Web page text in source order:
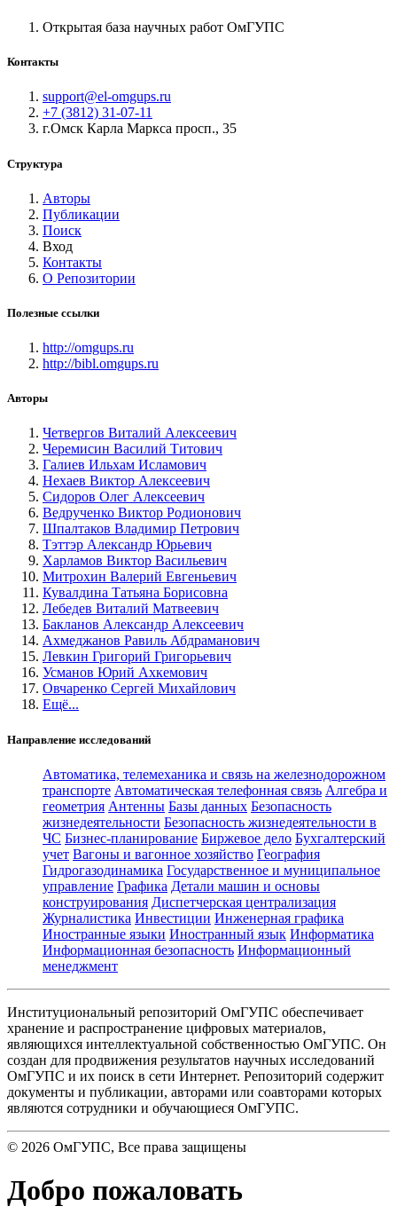
Открытая база научных работ ОмГУПС
Контакты
support@el-omgups.ru
+7 (3812) 31-07-11
г.Омск Карла Маркса просп., 35
Структура
Авторы
Публикации
Поиск
Вход
Контакты
О Репозитории
Полезные ссылки
http://omgups.ru
http://bibl.omgups.ru
Авторы
Четвергов Виталий Алексеевич
Черемисин Василий Титович
Галиев Ильхам Исламович
Нехаев Виктор Алексеевич
Сидоров Олег Алексеевич
Ведрученко Виктор Родионович
Шпалтаков Владимир Петрович
Тэттэр Александр Юрьевич
Харламов Виктор Васильевич
Митрохин Валерий Евгеньевич
Кувалдина Татьяна Борисовна
Лебедев Виталий Матвеевич
Бакланов Александр Алексеевич
Ахмеджанов Равиль Абдраманович
Левкин Григорий Григорьевич
Усманов Юрий Ахкемович
Овчаренко Сергей Михайлович
Ещё...
Направление исследований
Автоматика, телемеханика и связь на железнодорожном
транспорте Автоматическая телефонная связь Алгебра и
геометрия Антенны Базы данных Безопасность
жизнедеятельности Безопасность жизнедеятельности в
ЧС Бизнес-планирование Биржевое дело Бухгалтерский
учет Вагоны и вагонное хозяйство География
Гидрогазодинамика Государственное и муниципальное
управление Графика Детали машин и основы
конструирования Диспетчерская централизация
Журналистика Инвестиции Инженерная графика
Иностранные языки Иностранный язык Информатика
Информационная безопасность Информационный
менеджмент
Институциональный репозиторий ОмГУПС обеспечивает
хранение и распространение цифровых материалов,
являющихся интеллектуальной собственностью ОмГУПС. Он
создан для продвижения результатов научных исследований
ОмГУПС и их поиск в сети Интернет. Репозиторий содержит
документы и публикации, авторами или соавторами которых
являются сотрудники и обучающиеся ОмГУПС.
© 2026 ОмГУПС, Все права защищены
Добро пожаловать